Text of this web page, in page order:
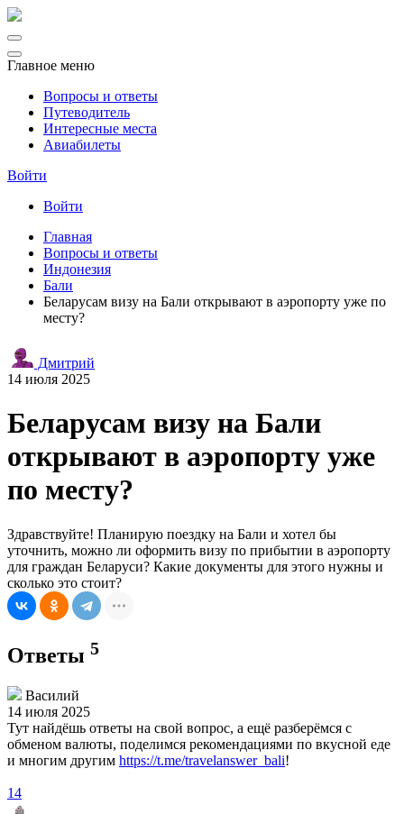
Главное меню
Вопросы и ответы
Путеводитель
Интересные места
Авиабилеты
Войти
Войти
Главная
Вопросы и ответы
Индонезия
Бали
Беларусам визу на Бали открывают в аэропорту уже по
месту?
Дмитрий
14 июля 2025
Беларусам визу на Бали
открывают в аэропорту уже
по месту?
Здравствуйте! Планирую поездку на Бали и хотел бы
уточнить, можно ли оформить визу по прибытии в аэропорту
для граждан Беларуси? Какие документы для этого нужны и
сколько это стоит?
Ответы 5
Василий
14 июля 2025
Тут найдёшь ответы на свой вопрос, а ещё разберёмся с
обменом валюты, поделимся рекомендациями по вкусной еде
и многим другим https://t.me/travelanswer_bali!
14